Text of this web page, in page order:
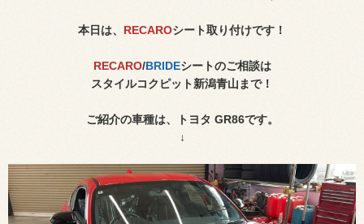
本日は、 RECAROシート取り付けです！
RECARO/BRIDEシートのご相談は
スタイルコクピット新潟青山まで！
ご紹介の車種は、トヨタ GR86です。
↓